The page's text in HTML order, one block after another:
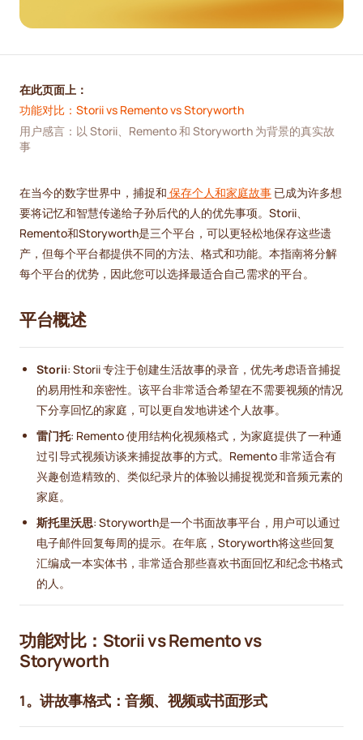
在此页面上：
功能对比：Storii vs Remento vs Storyworth
用户感言：以 Storii、Remento 和 Storyworth 为背景的真实故
事
在当今的数字世界中，捕捉和 保存个人和家庭故事 已成为许多想
要将记忆和智慧传递给子孙后代的人的优先事项。Storii、
Remento和Storyworth是三个平台，可以更轻松地保存这些遗
产，但每个平台都提供不同的方法、格式和功能。本指南将分解
每个平台的优势，因此您可以选择最适合自己需求的平台。
平台概述
Storii: Storii 专注于创建生活故事的录音，优先考虑语音捕捉
的易用性和亲密性。该平台非常适合希望在不需要视频的情况
下分享回忆的家庭，可以更自发地讲述个人故事。
雷门托: Remento 使用结构化视频格式，为家庭提供了一种通
过引导式视频访谈来捕捉故事的方式。Remento 非常适合有
兴趣创造精致的、类似纪录片的体验以捕捉视觉和音频元素的
家庭。
斯托里沃思: Storyworth是一个书面故事平台，用户可以通过
电子邮件回复每周的提示。在年底，Storyworth将这些回复
汇编成一本实体书，非常适合那些喜欢书面回忆和纪念书格式
的人。
功能对比：Storii vs Remento vs
Storyworth
1。讲故事格式：音频、视频或书面形式